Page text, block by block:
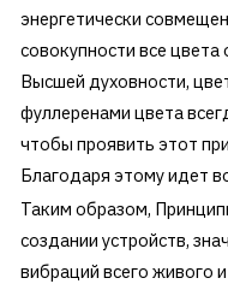
энергетически
совокупности все
Высшей духовности,
фуллеренами цвета
чтобы проявить этот
Благодаря этому идет
Таким образом,
создании устройств,
вибраций всего живого